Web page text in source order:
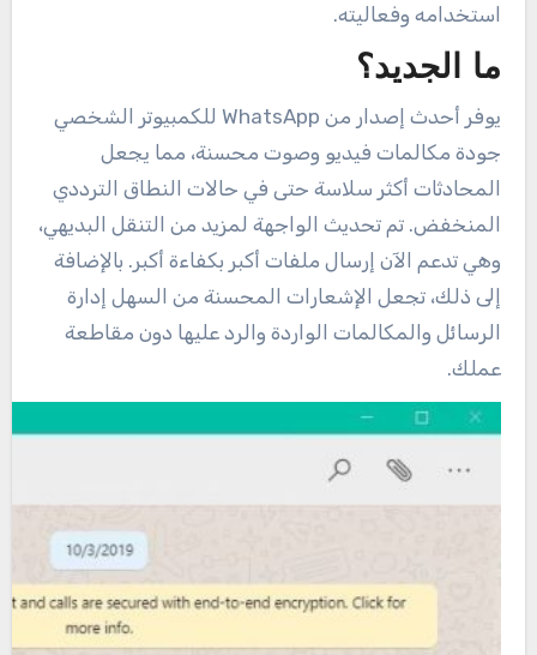
استخدامه وفعاليته.
ما الجديد؟
يوفر أحدث إصدار من WhatsApp للكمبيوتر الشخصي
جودة مكالمات فيديو وصوت محسنة، مما يجعل
المحادثات أكثر سلاسة حتى في حالات النطاق الترددي
المنخفض. تم تحديث الواجهة لمزيد من التنقل البديهي،
وهي تدعم الآن إرسال ملفات أكبر بكفاءة أكبر. بالإضافة
إلى ذلك، تجعل الإشعارات المحسنة من السهل إدارة
الرسائل والمكالمات الواردة والرد عليها دون مقاطعة
عملك.